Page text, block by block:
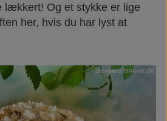
lækkert! Og et stykke er lige
her, hvis du har lyst at